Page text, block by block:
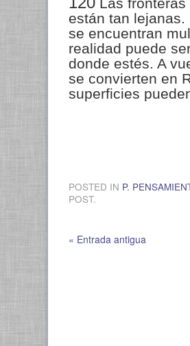
están tan
se encuentran
realidad puede
donde estés. A
se convierten en
superficies
POSTED IN P.
POST.
« Entrada antigua